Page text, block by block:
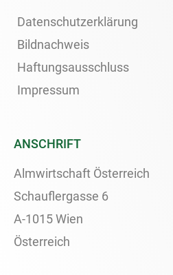
Datenschutzerklärung
Bildnachweis
Haftungsausschluss
Impressum
ANSCHRIFT
Almwirtschaft Österreich
Schauflergasse 6
A-1015 Wien
Österreich